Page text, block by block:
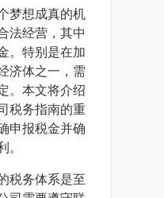
梦想成真的机
法经营，其中
。特别是在加
济体之一，需
。本文将介绍
税务指南的重
申报税金并确
。
税务体系是至